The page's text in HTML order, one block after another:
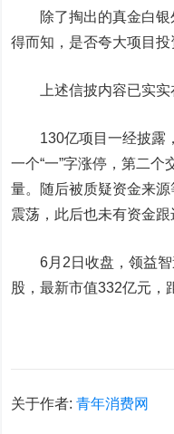
除了掏出的真金白银
得而知，是否夸大项目投
上述信披内容已实
130亿项目一经披露，
一个“一”字涨停，第二
量。随后被质疑资金来
震荡，此后也未有资金跟
6月2日收盘，领益智
股，最新市值332亿元，
关于作者:青年消费网